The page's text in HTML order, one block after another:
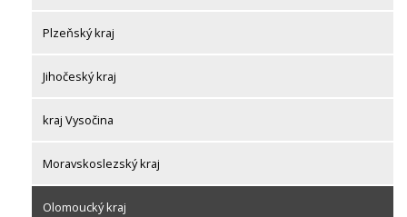
Plzeňský kraj
Jihočeský kraj
kraj Vysočina
Moravskoslezský kraj
Olomoucký kraj